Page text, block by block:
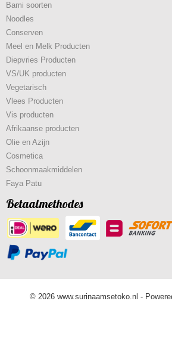
Bami soorten
Noodles
Conserven
Meel en Melk Producten
Diepvries Producten
VS/UK producten
Vegetarisch
Vlees Producten
Vis producten
Afrikaanse producten
Olie en Azijn
Cosmetica
Schoonmaakmiddelen
Faya Patu
Betaalmethodes
© 2026 www.surinaamsetoko.nl -